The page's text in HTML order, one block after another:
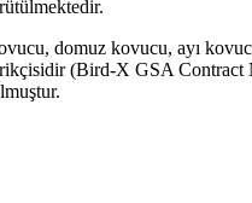
domuz kovucu, ayı
(Bird-X GSA